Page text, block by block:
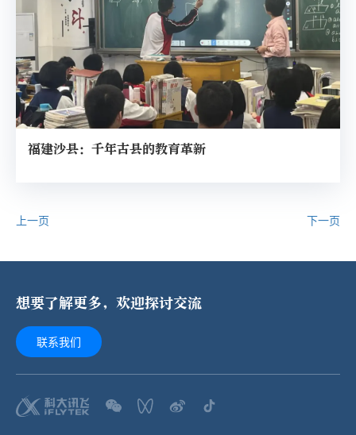
福建沙县：千年古县的教育革新
上一页 下一页
想要了解更多，欢迎探讨交流
联系我们